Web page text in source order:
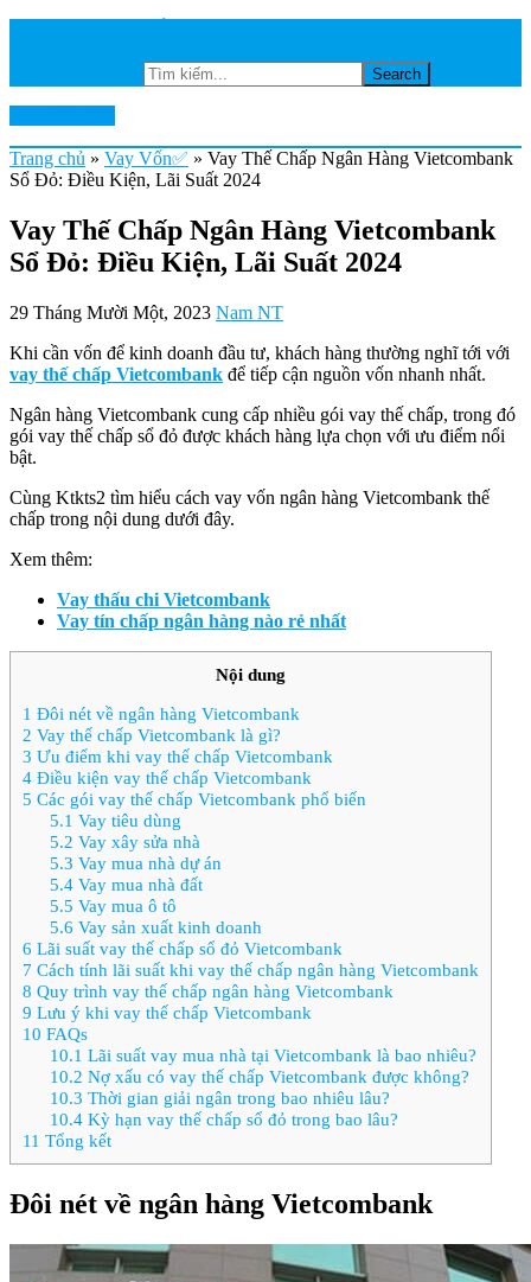
Trang chủ » Vay Vốn✅ » Vay Thế Chấp Ngân Hàng Vietcombank
Sổ Đỏ: Điều Kiện, Lãi Suất 2024
Vay Thế Chấp Ngân Hàng Vietcombank
Sổ Đỏ: Điều Kiện, Lãi Suất 2024
29 Tháng Mười Một, 2023 Nam NT
Khi cần vốn để kinh doanh đầu tư, khách hàng thường nghĩ tới với
vay thế chấp Vietcombank để tiếp cận nguồn vốn nhanh nhất.
Ngân hàng Vietcombank cung cấp nhiều gói vay thế chấp, trong đó
gói vay thế chấp sổ đỏ được khách hàng lựa chọn với ưu điểm nổi
bật.
Cùng Ktkts2 tìm hiểu cách vay vốn ngân hàng Vietcombank thế
chấp trong nội dung dưới đây.
Xem thêm:
Vay thấu chi Vietcombank
Vay tín chấp ngân hàng nào rẻ nhất
Nội dung
1 Đôi nét về ngân hàng Vietcombank
2 Vay thế chấp Vietcombank là gì?
3 Ưu điểm khi vay thế chấp Vietcombank
4 Điều kiện vay thế chấp Vietcombank
5 Các gói vay thế chấp Vietcombank phổ biến
5.1 Vay tiêu dùng
5.2 Vay xây sửa nhà
5.3 Vay mua nhà dự án
5.4Vay mua nhà đất
5.5 Vay mua ô tô
5.6 Vay sản xuất kinh doanh
6 Lãi suất vay thế chấp sổ đỏ Vietcombank
7 Cách tính lãi suất khi vay thế chấp ngân hàng Vietcombank
8 Quy trình vay thế chấp ngân hàng Vietcombank
9 Lưu ý khi vay thế chấp Vietcombank
10 FAQs
10.1 Lãi suất vay mua nhà tại Vietcombank là bao nhiêu?
10.2 Nợ xấu có vay thế chấp Vietcombank được không?
10.3 Thời gian giải ngân trong bao nhiêu lâu?
10.4Kỳ hạn vay thế chấp sổ đỏ trong bao lâu?
11 Tổng kết
Đôi nét về ngân hàng Vietcombank